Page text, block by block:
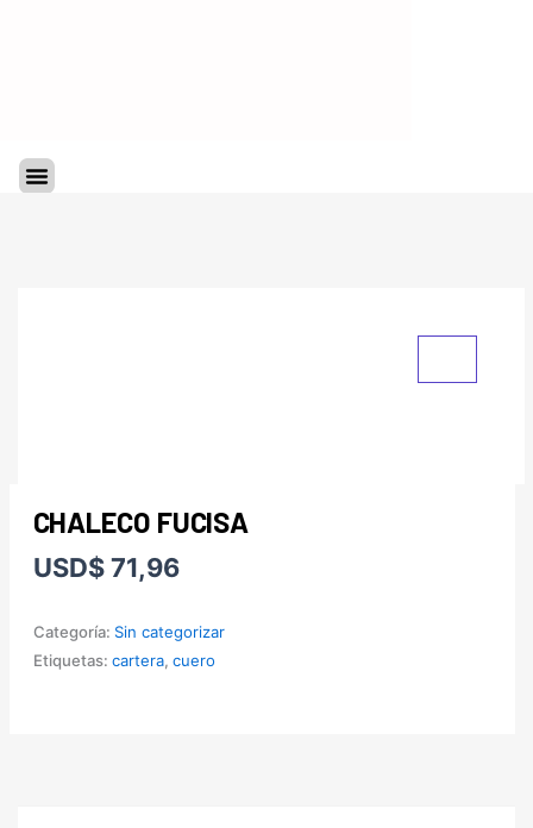
Menu
CHALECO FUCISA
USD$71,96
Categoría: Sin categorizar
Etiquetas: cartera, cuero